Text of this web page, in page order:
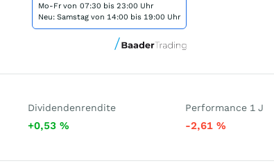
Mo-Fr von 07:30 bis 23:00 Uhr
Neu: Samstag von 14:00 bis 19:00 Uhr
Dividendenrendite
+0,53 %
Performance 1 J
-2,61 %